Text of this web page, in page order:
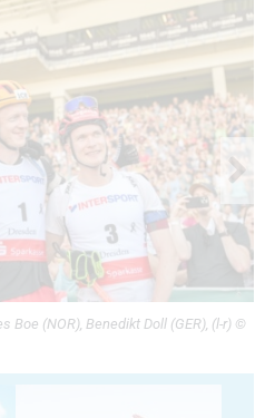
Boe (NOR), Benedikt Doll (GER), (l-r) ©